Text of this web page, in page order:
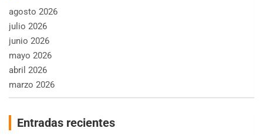
agosto 2026
julio 2026
junio 2026
mayo 2026
abril 2026
marzo 2026
Entradas recientes